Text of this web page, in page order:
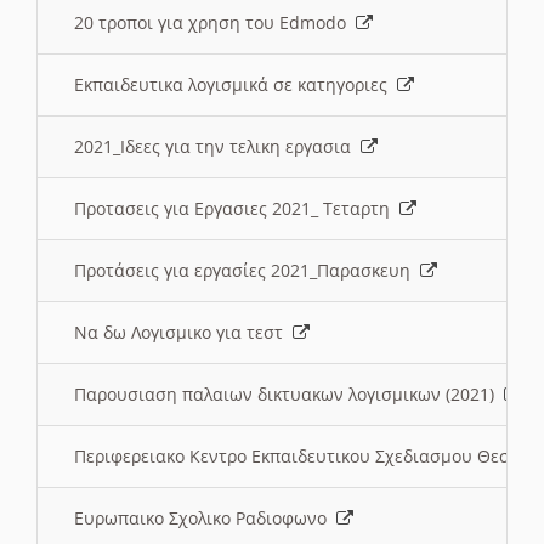
20 τροποι για χρηση του Edmodo
Εκπαιδευτικα λογισμικά σε κατηγοριες
2021_Ιδεες για την τελικη εργασια
Προτασεις για Εργασιες 2021_ Τεταρτη
Προτάσεις για εργασίες 2021_Παρασκευη
Να δω Λογισμικο για τεστ
Παρουσιαση παλαιων δικτυακων λογισμικων (2021)
Περιφερειακο Κεντρο Εκπαιδευτικου Σχεδιασμου
Ευρωπαικο Σχολικο Ραδιοφωνο